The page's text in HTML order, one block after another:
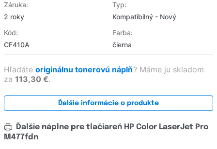
Záruka:
2 roky
Typ:
Kompatibilný - Nový
Kód:
CF410A
Farba:
čierna
Hľadáte originálnu tonerovú náplň? Máme ju skladom
za 113,30 €.
Ďalšie informácie o produkte
Ďalšie náplne pre tlačiareň HP Color LaserJet Pro
M477fdn